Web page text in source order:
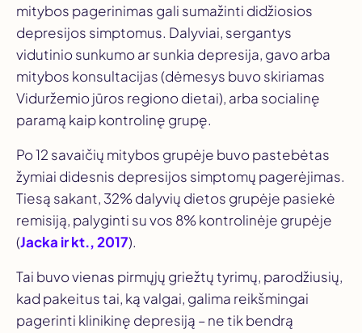
mitybos pagerinimas gali sumažinti didžiosios
depresijos simptomus. Dalyviai, sergantys
vidutinio sunkumo ar sunkia depresija, gavo arba
mitybos konsultacijas (dėmesys buvo skiriamas
Viduržemio jūros regiono dietai), arba socialinę
paramą kaip kontrolinę grupę.
Po 12 savaičių mitybos grupėje buvo pastebėtas
žymiai didesnis depresijos simptomų pagerėjimas.
Tiesą sakant, 32% dalyvių dietos grupėje pasiekė
remisiją, palyginti su vos 8% kontrolinėje grupėje
(Jacka ir kt., 2017).
Tai buvo vienas pirmųjų griežtų tyrimų, parodžiusių,
kad pakeitus tai, ką valgai, galima reikšmingai
pagerinti klinikinę depresiją – ne tik bendrą